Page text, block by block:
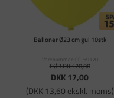
Balloner Ø23 cm gul 10stk
Varenummer: CC-59170
FØR DKK 20,00
DKK 17,00
(DKK 13,60 ekskl. moms)